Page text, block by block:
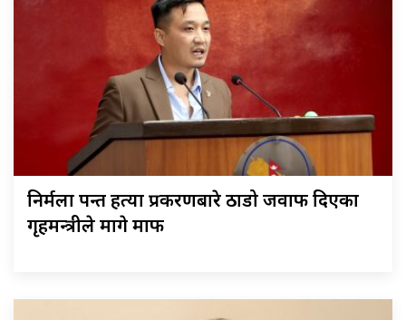
निर्मला पन्त हत्या प्रकरणबारे ठाडो जवाफ दिएका
गृहमन्त्रीले मागे माफी